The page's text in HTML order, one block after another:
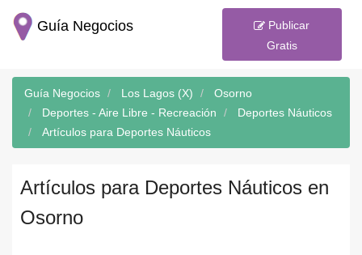
Guía Negocios
Publicar
Gratis
Guía Negocios Los Lagos (X)
Osorno
Deportes - Aire Libre - Recreación
Deportes Náuticos
Artículos para Deportes Náuticos
Artículos para Deportes Náuticos en
Osorno